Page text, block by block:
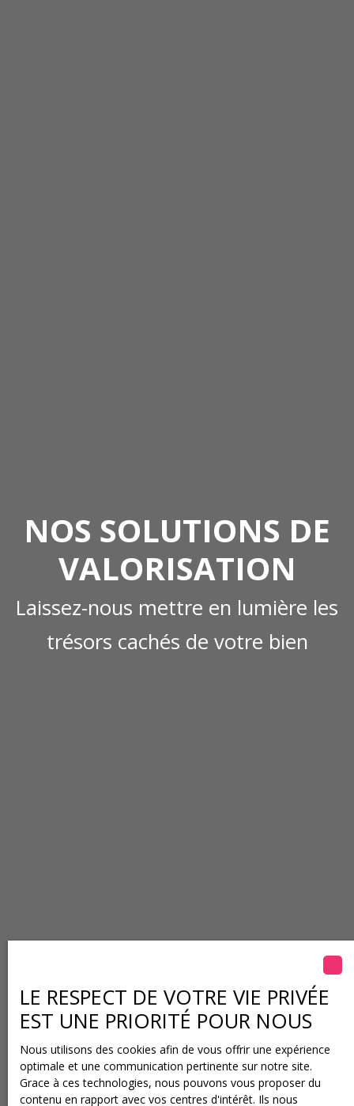
NOS SOLUTIONS DE
VALORISATION
Laissez-nous mettre en lumière les
trésors cachés de votre bien
LE RESPECT DE VOTRE VIE PRIVÉE
EST UNE PRIORITÉ POUR NOUS
Nous utilisons des cookies afin de vous offrir une expérience
optimale et une communication pertinente sur notre site.
Grace à ces technologies, nous pouvons vous proposer du
contenu en rapport avec vos centres d'intérêt. Ils nous